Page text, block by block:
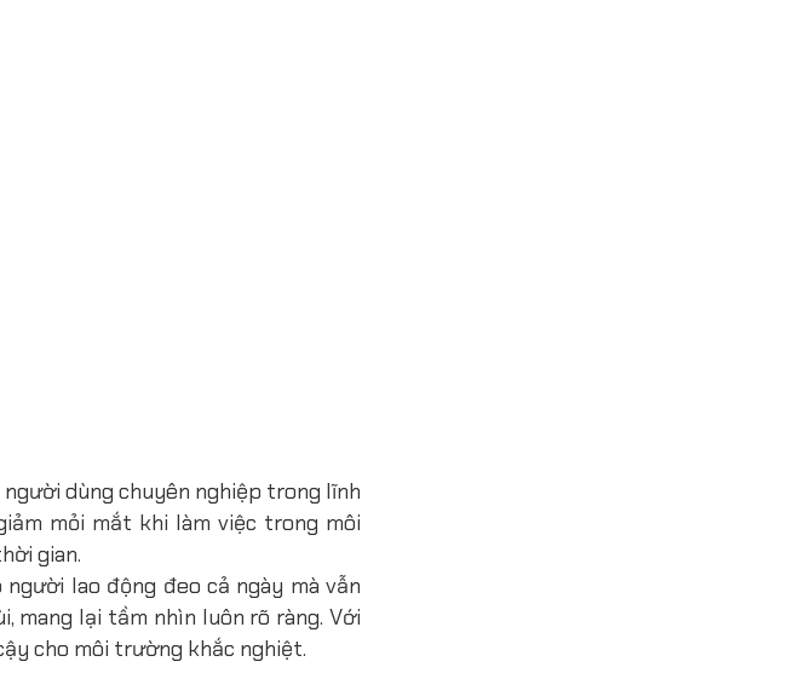
dùng chuyên nghiệp trong lĩnh
mỏi mắt khi làm việc trong môi
gian.
lao động đeo cả ngày mà vẫn
mang lại tầm nhìn luôn rõ ràng. Với
cho môi trường khắc nghiệt.